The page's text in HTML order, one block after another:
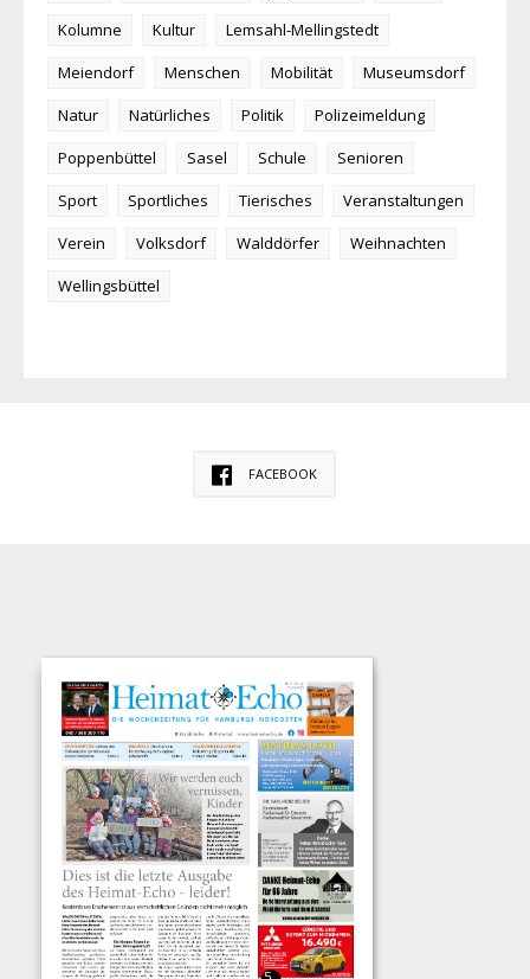
Kolumne
Kultur
Lemsahl-Mellingstedt
Meiendorf
Menschen Mobilität
Museumsdorf
Natur
Natürliches Politik
Polizeimeldung
Poppenbüttel
Sasel Schule
Senioren
Sport
Sportliches Tierisches
Veranstaltungen
Verein
Volksdorf Walddörfer
Weihnachten
Wellingsbüttel
FACEBOOK